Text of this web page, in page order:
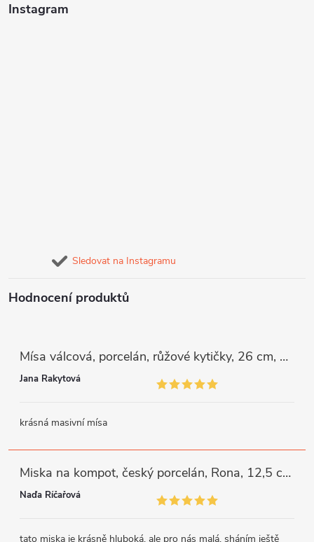
Instagram
Sledovat na Instagramu
Hodnocení produktů
Mísa válcová, porcelán, růžové kytičky, 26 cm, G. Benedikt
Jana Rakytová
krásná masivní mísa
Miska na kompot, český porcelán, Rona, 12,5 cm, bílý, G. Benedikt
Naďa Říčařová
tato miska je krásně hluboká, ale pro nás malá, sháním ještě